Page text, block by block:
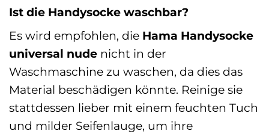
Ist die Handysocke waschbar?
Es wird empfohlen, die Hama Handysocke
universal nude nicht in der
Waschmaschine zu waschen, da dies das
Material beschädigen könnte. Reinige sie
stattdessen lieber mit einem feuchten Tuch
und milder Seifenlauge, um ihre